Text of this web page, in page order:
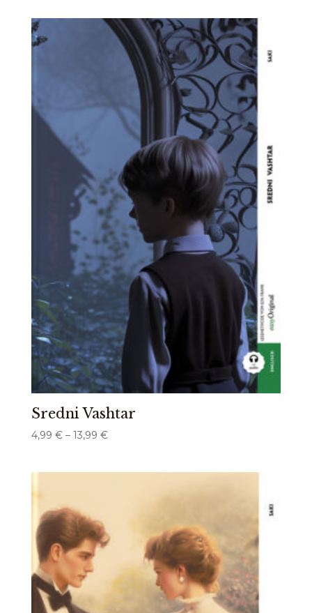
13,99 €
Sredni Vashtar
4,99 € – 13,99 €Preisspanne: